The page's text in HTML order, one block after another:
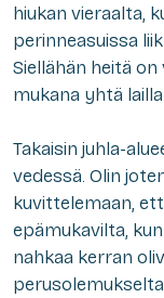
hiukan vieraalta,
perinneasuissa
Siellähän heitä
mukana yhtä
Takaisin juhla-
vedessä. Olin
kuvittelemaan,
epämukavilta,
nahkaa kerran